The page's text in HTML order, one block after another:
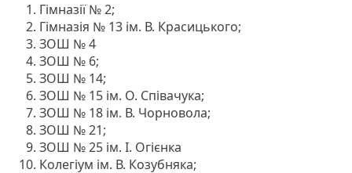
Гімназії № 2;
Гімназія № 13 ім. В. Красицького;
ЗОШ № 4
ЗОШ № 6;
ЗОШ № 14;
ЗОШ № 15 ім. О. Співачука;
ЗОШ № 18 ім. В. Чорновола;
ЗОШ № 21;
ЗОШ № 25 ім. І. Огієнка
Колегіум ім. В. Козубняка;